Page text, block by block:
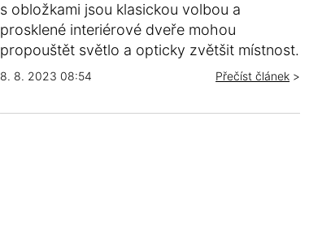
s obložkami jsou klasickou volbou a
prosklené interiérové dveře mohou
propouštět světlo a opticky zvětšit místnost.
8. 8. 2023 08:54 Přečíst článek >